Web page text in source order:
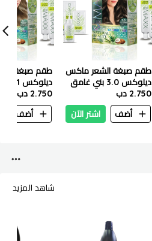
طقم صبغة الشعر ماكس
ديلوكس 3.0 بني غامق
2.750 دب
أضف
اشتر الآن
طقم صبغة
فاتح
2.750 دب
أضف
شاهد المزيد